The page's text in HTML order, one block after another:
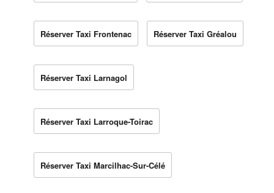
Réserver Taxi Frontenac Réserver Taxi Gréalou
Réserver Taxi Larnagol
Réserver Taxi Larroque-Toirac
Réserver Taxi Marcilhac-Sur-Célé